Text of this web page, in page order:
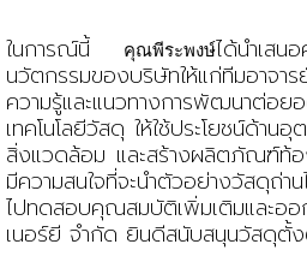
ในการณ์นี้
คุณพีระพงษ์ได้นำเสน
นวัตกรรมของบริษัทให้แก่ทีมอา
ความรู้และแนวทางการพัฒนาต่อย
เทคโนโลยีวัสดุ ให้ใช้ประโยชน์ด้า
สิ่งแวดล้อม และสร้างผลิตภัณฑ์ท้อ
มีความสนใจที่จะนำตัวอย่างวัสดุถ่า
ไปทดสอบคุณสมบัติเพิ่มเติมและ
เนอร์ยี จำกัด ยินดีสนับสนุนวัสดุตั้